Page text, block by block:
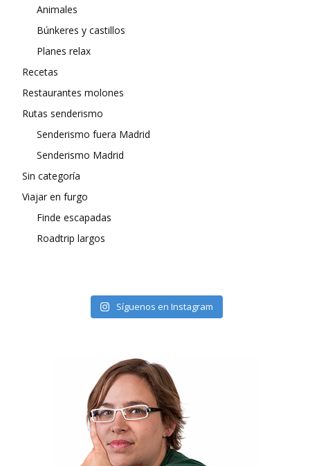
Animales
Búnkeres y castillos
Planes relax
Recetas
Restaurantes molones
Rutas senderismo
Senderismo fuera Madrid
Senderismo Madrid
Sin categoría
Viajar en furgo
Finde escapadas
Roadtrip largos
Síguenos en Instagram